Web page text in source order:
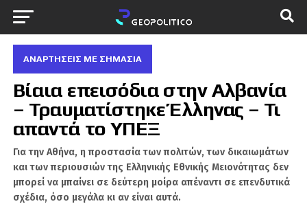
ΑΝΑΡΤΗΣΕΙΣ ΜΕ ΣΗΜΑΣΙΑ
Βίαια επεισόδια στην Αλβανία
– Τραυματίστηκε Έλληνας – Τι
απαντά το ΥΠΕΞ
Για την Αθήνα, η προστασία των πολιτών, των δικαιωμάτων
και των περιουσιών της Ελληνικής Εθνικής Μειονότητας δεν
μπορεί να μπαίνει σε δεύτερη μοίρα απέναντι σε επενδυτικά
σχέδια, όσο μεγάλα κι αν είναι αυτά.